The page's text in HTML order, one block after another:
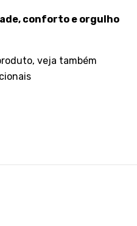
conforto e orgulho
veja também